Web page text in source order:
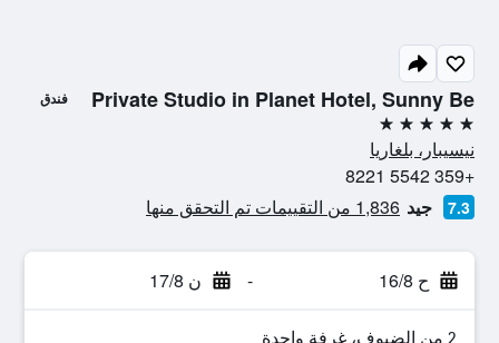
Private Studio in Planet Hotel, Sunny Be فندق
5 نجوم
نيسيبار، بلغاريا
+359 5542 8221
7.3 جيد 1,836 من التقييمات تم التحقق منها
ح 16/8 - ن 17/8
2 من الضيوف، غرفة واحدة